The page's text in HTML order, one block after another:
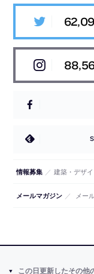
情報募集 ／ 建築・デザ
メールマガジン ／ メー
この日更新したその他